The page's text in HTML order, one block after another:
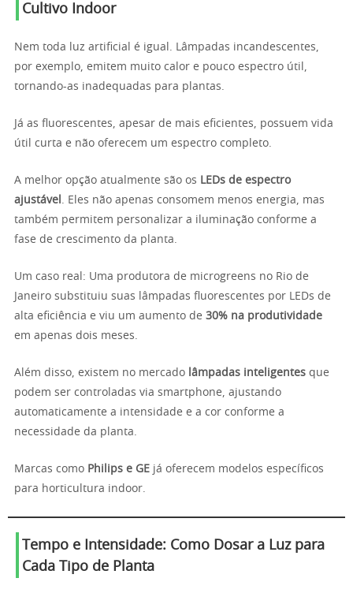
Cultivo Indoor
Nem toda luz artificial é igual. Lâmpadas incandescentes,
por exemplo, emitem muito calor e pouco espectro útil,
tornando-as inadequadas para plantas.
Já as fluorescentes, apesar de mais eficientes, possuem vida
útil curta e não oferecem um espectro completo.
A melhor opção atualmente são os LEDs de espectro
ajustável . Eles não apenas consomem menos energia, mas
também permitem personalizar a iluminação conforme a
fase de crescimento da planta.
Um caso real: Uma produtora de microgreens no Rio de
Janeiro substituiu suas lâmpadas fluorescentes por LEDs de
alta eficiência e viu um aumento de 30% na produtividade
em apenas dois meses.
Além disso, existem no mercado lâmpadas inteligentes que
podem ser controladas via smartphone, ajustando
automaticamente a intensidade e a cor conforme a
necessidade da planta.
Marcas como Philips e GE já oferecem modelos específicos
para horticultura indoor.
Tempo e Intensidade: Como Dosar a Luz para
Cada Tipo de Planta